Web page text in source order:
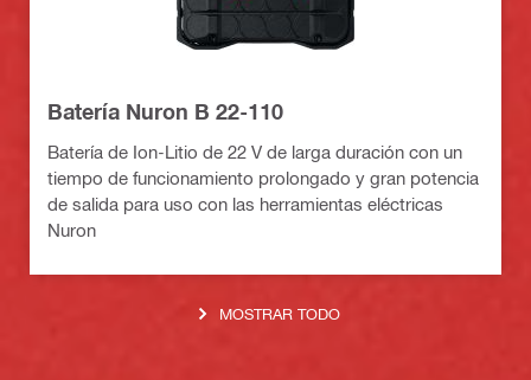
Batería Nuron B 22-110
Batería de Ion-Litio de 22 V de larga duración con un
tiempo de funcionamiento prolongado y gran potencia
de salida para uso con las herramientas eléctricas
Nuron
MOSTRAR TODO